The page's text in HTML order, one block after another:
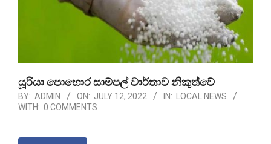
යූරියා පොහොර සාම්පල් වාර්තාව නිකුත්වේ
BY: ADMIN ON: JULY 12, 2022 IN:
LOCAL NEWS
WITH: 0 COMMENTS